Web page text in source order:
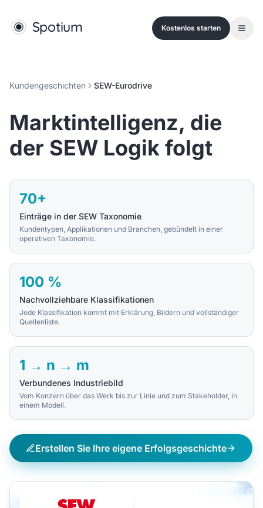
Kostenlos starten
Kundengeschichten SEW-Eurodrive
25. April 2026
Marktintelligenz, die
der SEW Logik folgt
70+
Einträge in der SEW Taxonomie
Kundentypen, Applikationen und Branchen, gebündelt in einer
operativen Taxonomie.
100 %
Nachvollziehbare Klassifikationen
Jede Klassifikation kommt mit Erklärung, Bildern und vollständiger
Quellenliste.
1 → n → m
Verbundenes Industriebild
Vom Konzern über das Werk bis zur Linie und zum Stakeholder, in
einem Modell.
Erstellen Sie Ihre eigene Erfolgsgeschichte